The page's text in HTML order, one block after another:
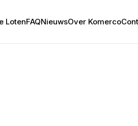
LotenFAQNieuwsOver Komerco